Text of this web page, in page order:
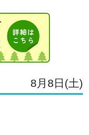
8月8日(土)